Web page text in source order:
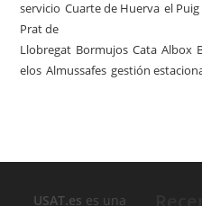
servicio Cuarte de Huerva el
Prat de
Llobregat Bormujos Cata Albox
elos Almussafes gestión
USAT.es es una